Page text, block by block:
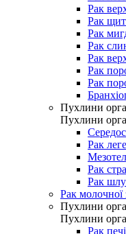
Рак
Рак
Рак
Рак
Рак
Рак
Рак
Пухлини
Пухлини
Рак
Рак
Рак
Рак молочної
Пухлини
Пухлини
Рак